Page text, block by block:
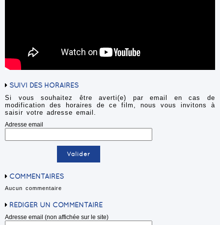
SUIVI DES HORAIRES
Si vous souhaitez être averti(e) par email en cas de
modification des horaires de ce film, nous vous invitons à
saisir votre adresse email.
Adresse email
COMMENTAIRES
Aucun commentaire
RÉDIGER UN COMMENTAIRE
Adresse email (non affichée sur le site)